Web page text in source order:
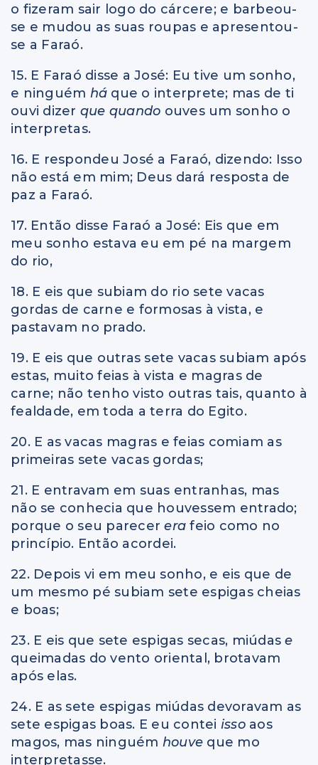
o fizeram sair logo do cárcere; e barbeou-
se e mudou as suas roupas e apresentou-
se a Faraó.
15. E Faraó disse a José: Eu tive um sonho,
e ninguém há que o interprete; mas de ti
ouvi dizer que quando ouves um sonho o
interpretas.
16. E respondeu José a Faraó, dizendo: Isso
não está em mim; Deus dará resposta de
paz a Faraó.
17. Então disse Faraó a José: Eis que em
meu sonho estava eu em pé na margem
do rio,
18. E eis que subiam do rio sete vacas
gordas de carne e formosas à vista, e
pastavam no prado.
19. E eis que outras sete vacas subiam após
estas, muito feias à vista e magras de
carne; não tenho visto outras tais, quanto à
fealdade, em toda a terra do Egito.
20. E as vacas magras e feias comiam as
primeiras sete vacas gordas;
21. E entravam em suas entranhas, mas
não se conhecia que houvessem entrado;
porque o seu parecererafeio como no
princípio. Então acordei.
22. Depois vi em meu sonho, e eis que de
um mesmo pé subiam sete espigas cheias
e boas;
23. E eis que sete espigas secas, miúdase
queimadas do vento oriental, brotavam
após elas.
24. E as sete espigas miúdas devoravam as
sete espigas boas. E eu contei isso aos
magos, mas ninguém houve que mo
interpretasse.